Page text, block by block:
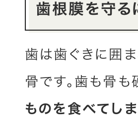
歯根膜を守る
歯は歯ぐきに囲
骨です。歯も骨も
ものを食べてし